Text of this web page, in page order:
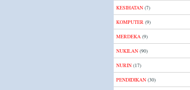
KESIHATAN (7)
KOMPUTER (9)
MERDEKA (9)
NUKILAN (90)
NURIN (17)
PENDIDIKAN (30)